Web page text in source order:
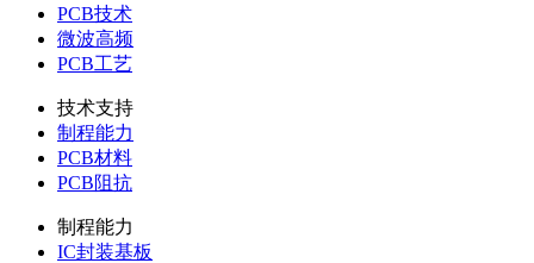
PCB技术
微波高频
PCB工艺
技术支持
制程能力
PCB材料
PCB阻抗
制程能力
IC封装基板